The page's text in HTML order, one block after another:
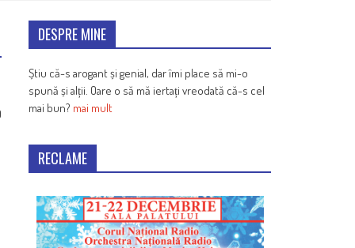
DESPRE MINE
Știu că-s arogant și genial, dar îmi place să mi-o
spună și alții. Oare o să mă iertați vreodată că-s cel
mai bun? mai mult
RECLAME